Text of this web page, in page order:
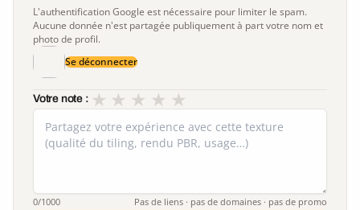
L'authentification Google est nécessaire pour limiter le spam.
Aucune donnée n'est partagée publiquement à part votre nom et
photo de profil.
Se déconnecter
Votre note : ★
★
★
★
★
0/1000 Pas de liens · pas de domaines · pas de promo